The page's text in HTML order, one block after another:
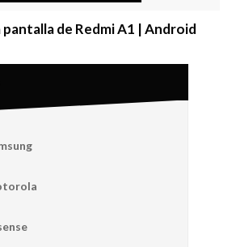
pantalla de Redmi A1 | Android